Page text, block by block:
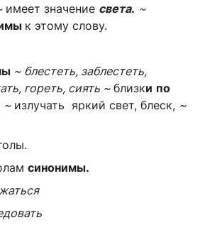
имеет значение света. ~
к этому слову.
~ блестеть, заблестеть,
го­реть, сиять ~ близки по
~ излу­чать яркий свет, блеск, ~
синонимы.